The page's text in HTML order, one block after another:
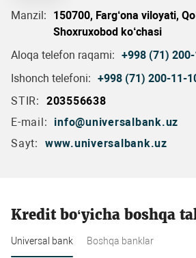
Manzil:
150700, Farg‘ona viloyati,
Shoxruxobod ko‘chasi
Aloqa telefon raqami: +998 (71)
Ishonch telefoni: +998 (71) 200-11-
STIR:
203556638
E-mail:
info@universalbank.uz
Sayt:
www.universalbank.uz
Kredit bo‘yicha boshqa
Universal bank Boshqa banklar